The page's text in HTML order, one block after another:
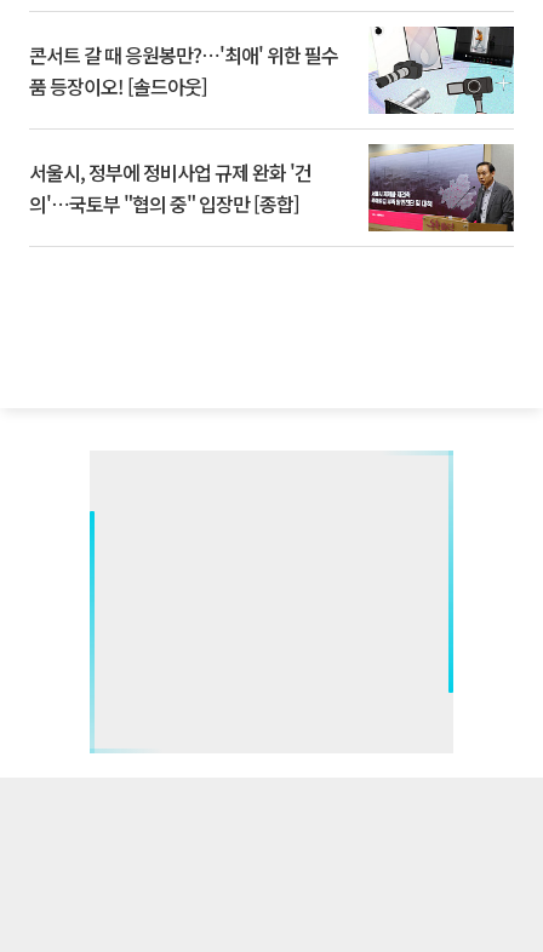
콘서트 갈 때 응원봉만?⋯'최애' 위한 필수
품 등장이오! [솔드아웃]
서울시, 정부에 정비사업 규제 완화 '건
의'⋯국토부 "협의 중" 입장만 [종합]